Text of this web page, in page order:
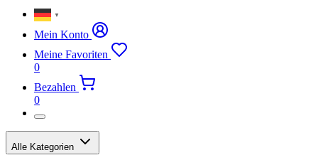
▼
Mein Konto
Meine Favoriten
0
Bezahlen
0
Alle Kategorien